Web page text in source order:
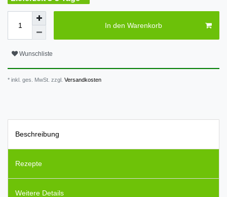
In den Warenkorb
Wunschliste
* inkl. ges. MwSt. zzgl. Versandkosten
Beschreibung
Rezepte
Weitere Details